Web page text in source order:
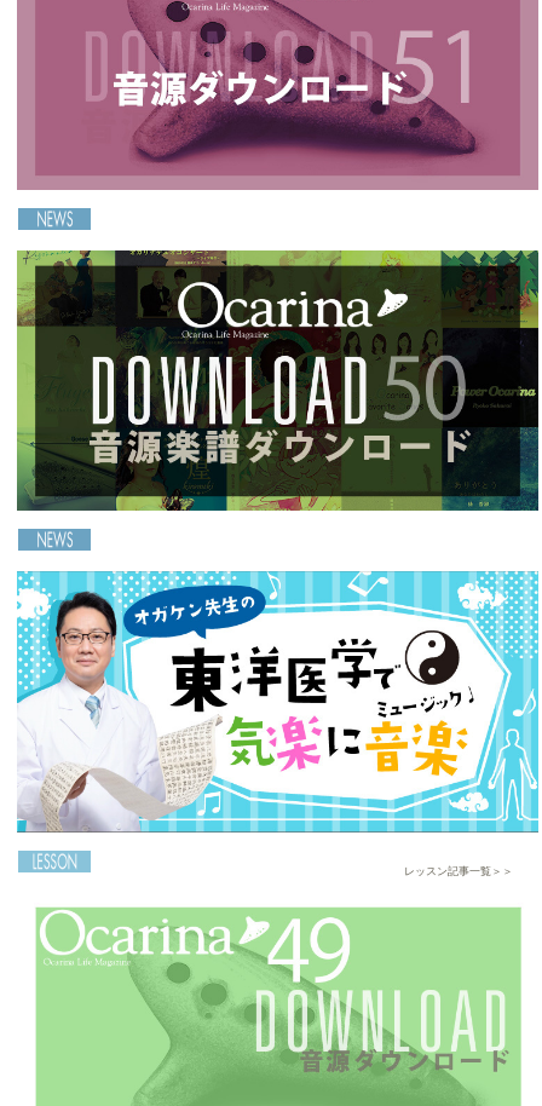
2025-01-30
［Ocarina51号連動］音源ダウンロードのご案内
2024-11-20
［Ocarina50号連動］音源・楽譜ダウンロードの
ご案内
2024-07-20
レッスン記事一覧＞＞
【第2回】オガケン先生直伝！お悩み解決ツボ活用
術！ ～合谷編～